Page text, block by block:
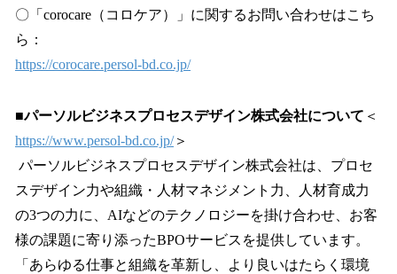
〇「corocare（コロケア）」に関するお問い合わせはこち
ら：
https://corocare.persol-bd.co.jp/
■パーソルビジネスプロセスデザイン株式会社について ＜
https://www.persol-bd.co.jp/＞
パーソルビジネスプロセスデザイン株式会社は、プロセ
スデザイン力や組織・人材マネジメント力、人材育成力
の3つの力に、AIなどのテクノロジーを掛け合わせ、お客
様の課題に寄り添ったBPOサービスを提供しています。
「あらゆる仕事と組織を革新し、より良いはたらく環境